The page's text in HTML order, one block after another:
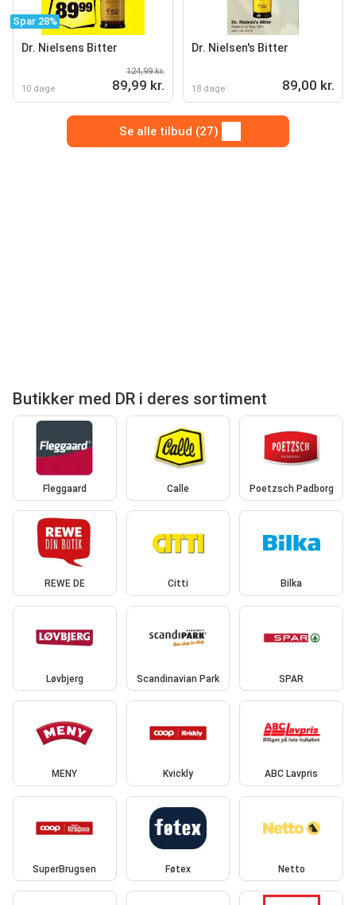
Spar 28%
Dr. Nielsens Bitter
10 dage
124,99 kr.
89,99 kr.
Dr. Nielsen's Bitter
18 dage 89,00 kr.
Se alle tilbud (27)
Butikker med DR i deres sortiment
Fleggaard Calle Poetzsch Padborg
REWE DE Citti Bilka
Løvbjerg Scandinavian Park SPAR
MENY Kvickly ABC Lavpris
SuperBrugsen Føtex Netto